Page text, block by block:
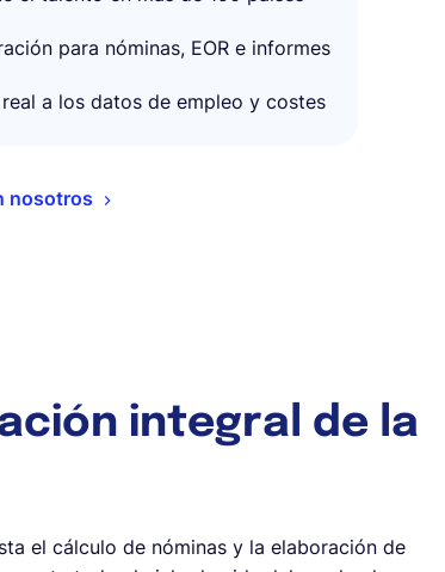
para nóminas, EOR e informes
a los datos de empleo y costes
nosotros
integral de la
el cálculo de nóminas y la elaboración de